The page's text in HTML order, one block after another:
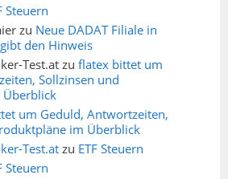
Steuern
zu Neue DADAT Filiale in
den Hinweis
Test.at zu flatex bittet um
Sollzinsen und
um Geduld, Antwortzeiten,
im Überblick
Test.at zu ETF Steuern
Steuern